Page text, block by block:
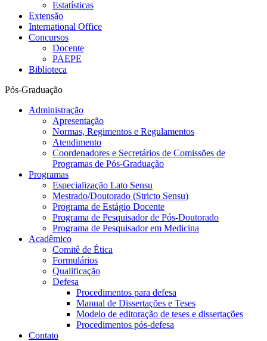
Estatísticas
Extensão
International Office
Concursos
Docente
PAEPE
Biblioteca
Pós-Graduação
Administração
Apresentação
Normas, Regimentos e Regulamentos
Atendimento
Coordenadores e Secretários de Comissões de
Programas de Pós-Graduação
Programas
Especialização Lato Sensu
Mestrado/Doutorado (Stricto Sensu)
Programa de Estágio Docente
Programa de Pesquisador de Pós-Doutorado
Programa de Pesquisador em Medicina
Acadêmico
Comitê de Ética
Formulários
Qualificação
Defesa
Procedimentos para defesa
Manual de Dissertações e Teses
Modelo de editoração de teses e dissertações
Procedimentos pós-defesa
Contato